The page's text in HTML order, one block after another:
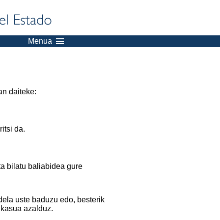
Menua
daiteke:
da.
bilatu baliabidea gure
uste baduzu edo, besterik
azalduz.